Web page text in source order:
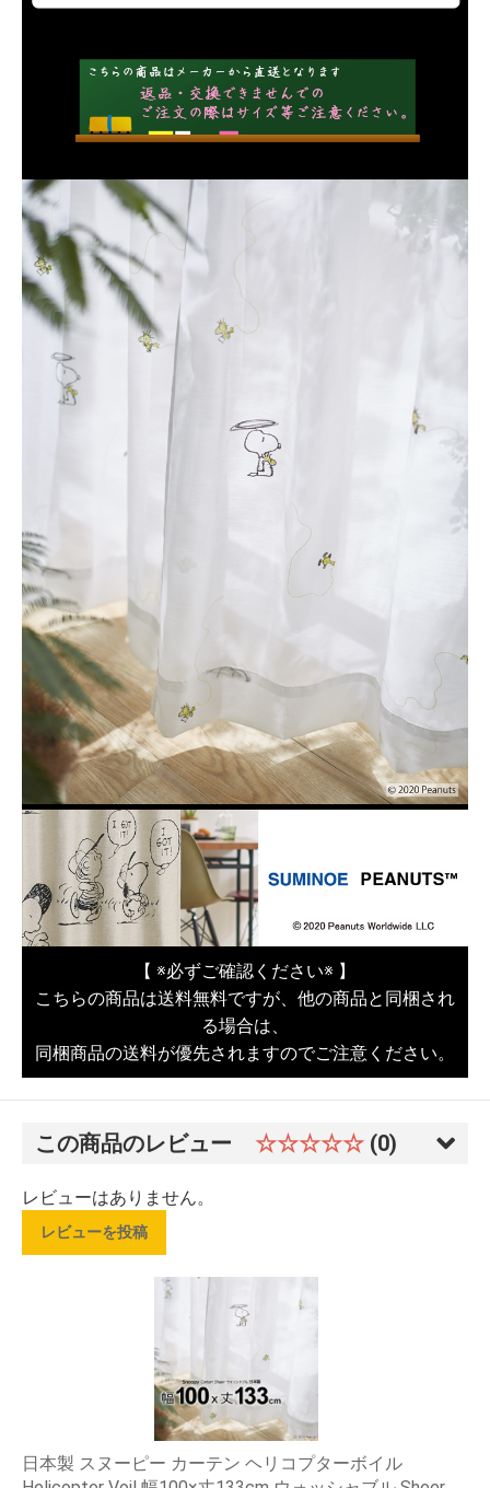
【 ※必ずご確認ください※ 】
こちらの商品は送料無料ですが、他の商品と同梱され
る場合は、
同梱商品の送料が優先されますのでご注意ください。
この商品のレビュー ☆☆☆☆☆ (0)
レビューはありません。
レビューを投稿
日本製 スヌーピー カーテン ヘリコプターボイル